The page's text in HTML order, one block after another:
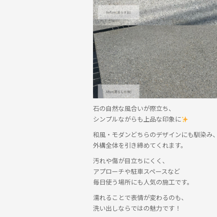
石の自然な風合いが際立ち、
シンプルながらも上品な印象に
和風・モダンどちらのデザインにも馴染み
外構全体を引き締めてくれます。
汚れや傷が目立ちにくく、
アプローチや駐車スペースなど
毎日使う場所にも人気の施工です。
濡れることで表情が変わるのも、
洗い出しならではの魅力です！